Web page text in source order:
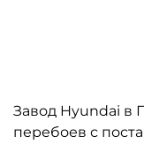
Завод Hyundai в
перебоев с